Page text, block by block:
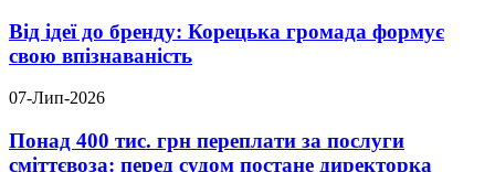
Від ідеї до бренду: Корецька громада формує
свою впізнаваність
07-Лип-2026
Понад 400 тис. грн переплати за послуги
сміттєвоза: перед судом постане директорка